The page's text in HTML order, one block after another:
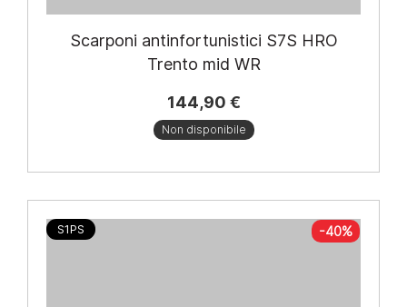
Scarponi antinfortunistici S7S HRO
Trento mid WR
144,90 €
Non disponibile
S1PS -40%